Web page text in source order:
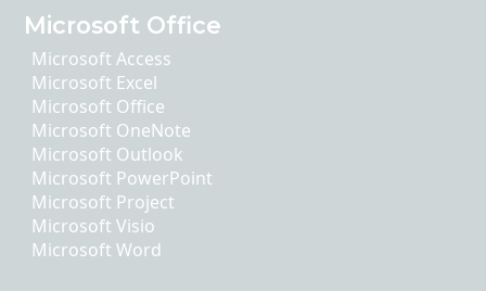
Microsoft Office
Microsoft Access
Microsoft Excel
Microsoft Office
Microsoft OneNote
Microsoft Outlook
Microsoft PowerPoint
Microsoft Project
Microsoft Visio
Microsoft Word